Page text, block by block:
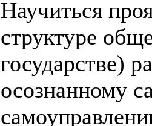
Научиться
структуре
государстве)
осознанному